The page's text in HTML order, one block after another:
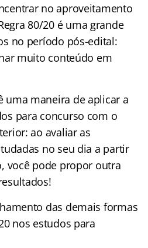
no aproveitamento
80/20 é uma grande
no período pós-edital:
muito conteúdo em
uma maneira de aplicar a
para concurso com o
ao avaliar as
no seu dia a partir
você pode propor outra
das demais formas
nos estudos para